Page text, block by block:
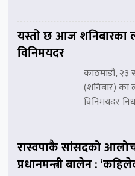
यस्तो छ आज शनिबारका
विनिमयदर
काठमाडौं, २३
(शनिबार) का
विनिमयदर
रास्वपाकै सांसदको
प्रधानमन्त्री बालेन :